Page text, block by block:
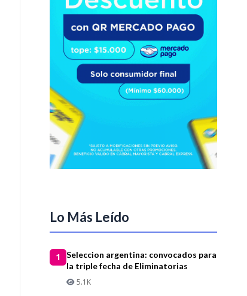
Lo Más Leído
1
Seleccion argentina: convocados para
la triple fecha de Eliminatorias
5.1K